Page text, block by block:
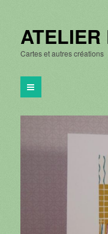
ATELIER
Cartes et autres créations